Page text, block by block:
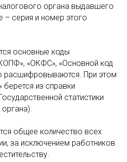
органа выдавшего
– серия и номер этого
основные коды
«ОКФС», «Основной код
расшифровываются. При этом
из справки
статистики
общее количество всех
за исключением работников